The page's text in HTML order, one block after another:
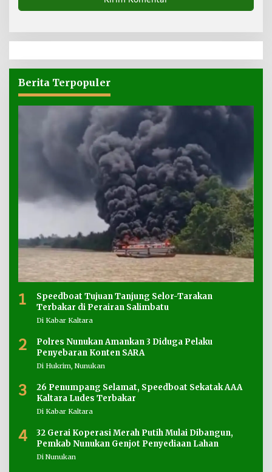
Berita Terpopuler
1
Speedboat Tujuan Tanjung Selor-Tarakan
Terbakar di Perairan Salimbatu
Di Kabar Kaltara
2
Polres Nunukan Amankan 3 Diduga Pelaku
Penyebaran Konten SARA
Di Hukrim, Nunukan
3
26 Penumpang Selamat, Speedboat Sekatak AAA
Kaltara Ludes Terbakar
Di Kabar Kaltara
4
32 Gerai Koperasi Merah Putih Mulai Dibangun,
Pemkab Nunukan Genjot Penyediaan Lahan
Di Nunukan